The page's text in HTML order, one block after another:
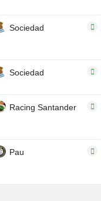
Sociedad
Sociedad
Racing Santander
Pau